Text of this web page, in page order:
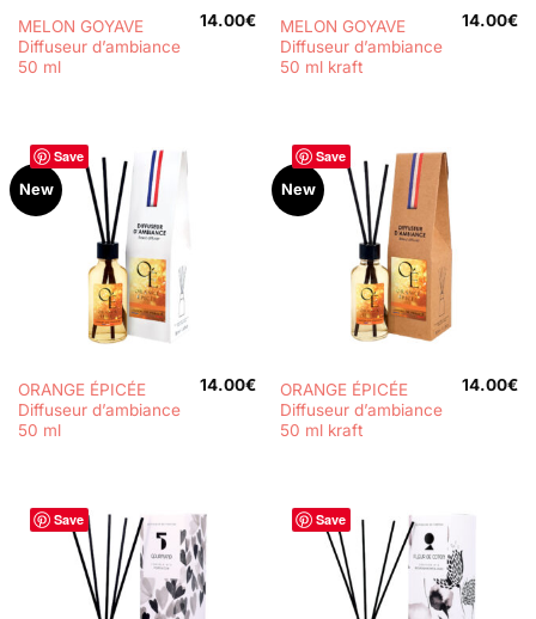
MELON GOYAVE
Diffuseur d’ambiance
50 ml
14.00€
MELON GOYAVE
Diffuseur d’ambiance
50 ml kraft
14.00€
Save
New
ORANGE ÉPICÉE
Diffuseur d’ambiance
50 ml
14.00€
Save
New
ORANGE ÉPICÉE
Diffuseur d’ambiance
50 ml kraft
14.00€
Save Save